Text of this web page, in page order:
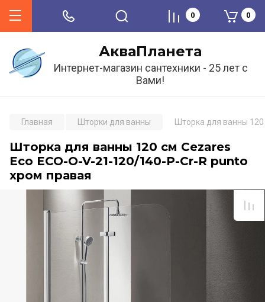
АкваПланета
Интернет-магазин сантехники - 25 лет с
Вами!
0 0
Главная Шторки для ванны Шторка для ванны
Шторка для ванны 120 см Cezares
Eco ECO-O-V-21-120/140-P-Cr-R punto
хром правая